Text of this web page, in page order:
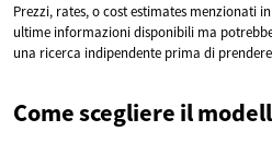
Prezzi, rates, o cost estimates menzionati
ultime informazioni disponibili ma
una ricerca indipendente prima di
Come scegliere il